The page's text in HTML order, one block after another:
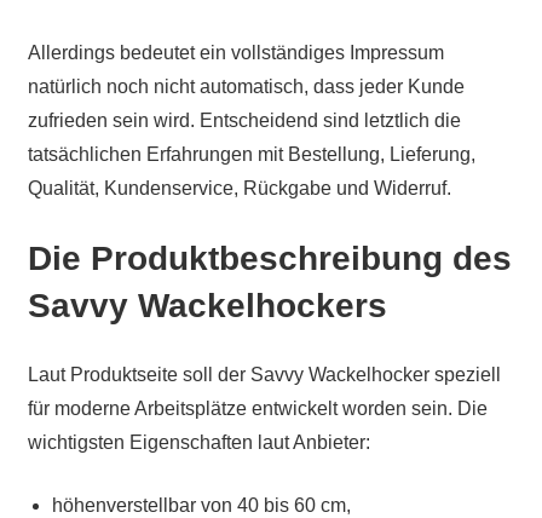
Allerdings bedeutet ein vollständiges Impressum
natürlich noch nicht automatisch, dass jeder Kunde
zufrieden sein wird. Entscheidend sind letztlich die
tatsächlichen Erfahrungen mit Bestellung, Lieferung,
Qualität, Kundenservice, Rückgabe und Widerruf.
Die Produktbeschreibung des
Savvy Wackelhockers
Laut Produktseite soll der Savvy Wackelhocker speziell
für moderne Arbeitsplätze entwickelt worden sein. Die
wichtigsten Eigenschaften laut Anbieter:
höhenverstellbar von 40 bis 60 cm,